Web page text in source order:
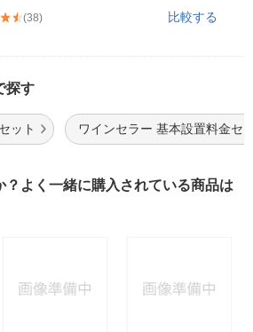
(38) 比較する
探す
ット ワインセラー 基本設置料金セ
？よく一緒に購入されている商品は